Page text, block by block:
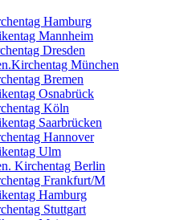
Hamburg
Mannheim
Dresden
München
Bremen
Osnabrück
Köln
Saarbrücken
Hannover
Ulm
Kirchentag Berlin
Frankfurt/M
Hamburg
Stuttgart